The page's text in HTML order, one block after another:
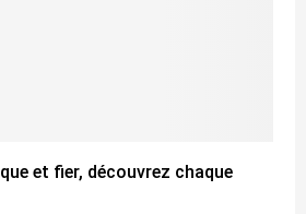
et fier, découvrez chaque